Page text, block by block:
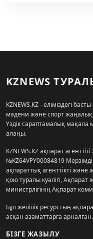
KZNEWS
KZNEWS.KZ - еліміздегі
мәдени және спорт
Үздік сараптамалық
алаңы.
KZNEWS.KZ ақпарат
№KZ64VPY00084819
ақпараттық агенттікті және
қою туралы куәлігі,
министрлігінің Ақпарат
Бұл желілік ресурстың
асқан азаматтарға арналған.
БІЗГЕ ЖАЗЫЛУ